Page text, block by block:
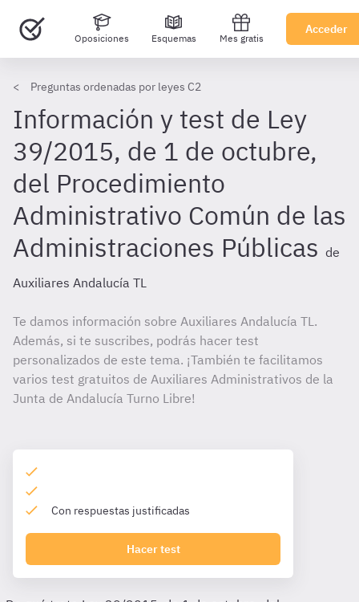
Oposiciones Esquemas Mes gratis
Acceder
Preguntas ordenadas por leyes C2
Información y test de Ley
39/2015, de 1 de octubre,
del Procedimiento
Administrativo Común de las
Administraciones Públicas de
Auxiliares Andalucía TL
Te damos información sobre Auxiliares Andalucía TL.
Además, si te suscribes, podrás hacer test
personalizados de este tema. ¡También te facilitamos
varios test gratuitos de Auxiliares Administrativos de la
Junta de Andalucía Turno Libre!
Con respuestas justificadas
Hacer test